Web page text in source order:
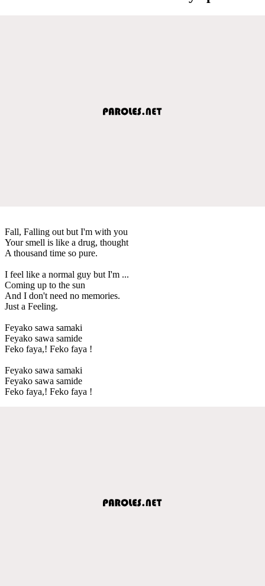
Fall, Falling out but I'm with you
Your smell is like a drug, thought
A thousand time so pure.
I feel like a normal guy but I'm ...
Coming up to the sun
And I don't need no memories.
Just a Feeling.
Feyako sawa samaki
Feyako sawa samide
Feko faya,! Feko faya !
Feyako sawa samaki
Feyako sawa samide
Feko faya,! Feko faya !